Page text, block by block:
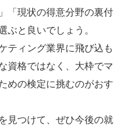
「現状の得意分野の裏付
ぶと良いでしょう。
ティング業界に飛び込も
資格ではなく、大枠でマ
めの検定に挑むのがおす
見つけて、ぜひ今後の就